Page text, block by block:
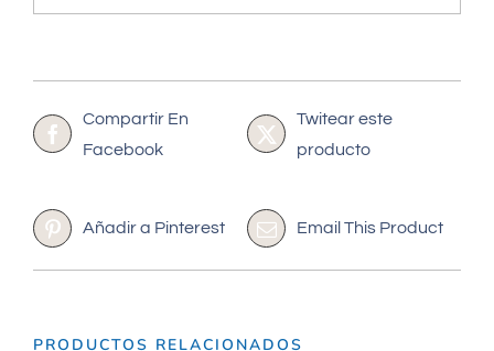
Compartir En
Facebook
Twitear este
producto
Añadir a Pinterest Email This Product
PRODUCTOS RELACIONADOS